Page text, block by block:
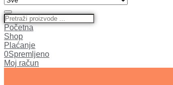
Početna
Shop
Plaćanje
0Spremljeno
Moj račun